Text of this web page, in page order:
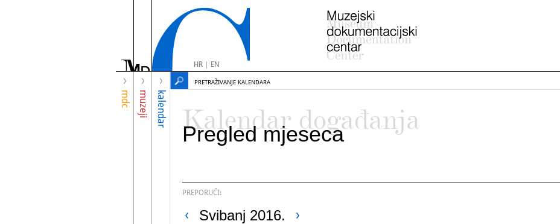
HR| EN
mdc muzeji kalendar
PRETRAŽIVANJE KALENDARA
Kalendar događanja
Pregled mjeseca
PREPORUČI:
Svibanj 2016.